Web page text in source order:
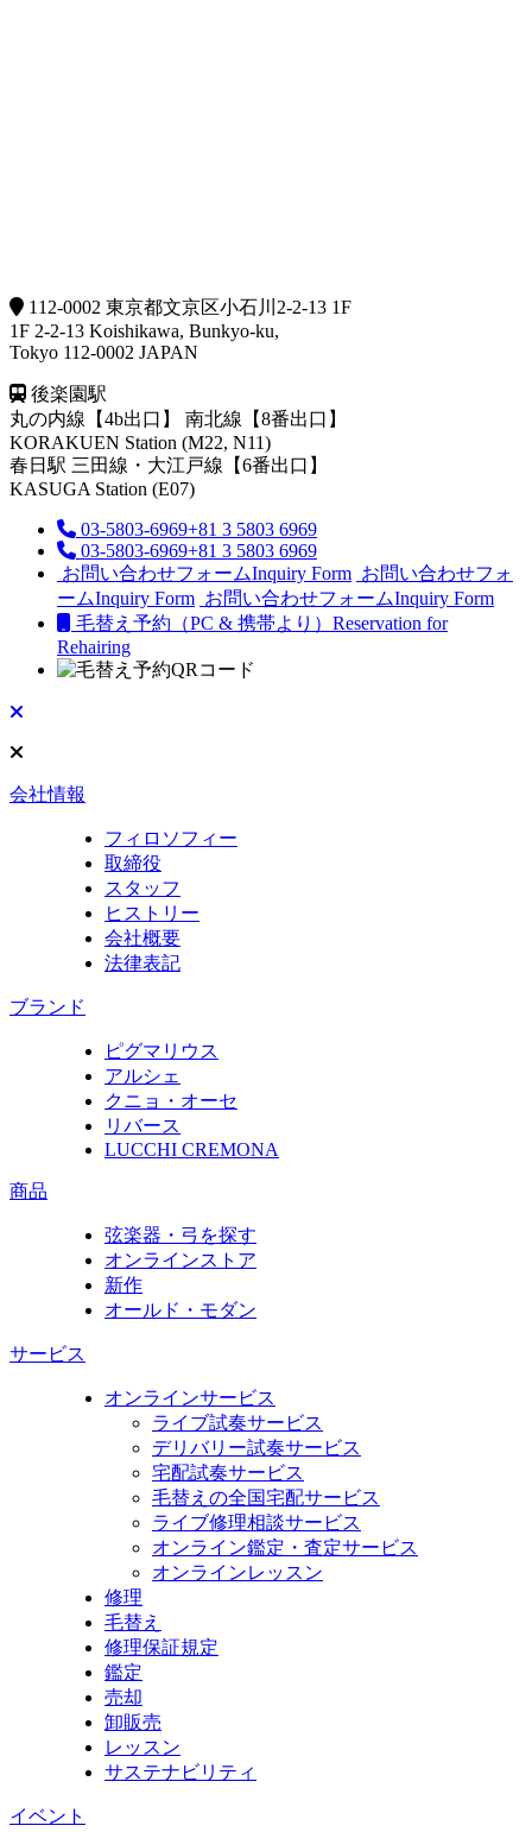
112-0002 東京都文京区小石川2-2-13 1F
1F 2-2-13 Koishikawa, Bunkyo-ku,
Tokyo 112-0002 JAPAN
後楽園駅
丸の内線【4b出口】 南北線【8番出口】
KORAKUEN Station (M22, N11)
春日駅 三田線・大江戸線【6番出口】
KASUGA Station (E07)
03-5803-6969+81 3 5803 6969
03-5803-6969+81 3 5803 6969
お問い合わせフォームInquiry Form お問い合わせフォ
ームInquiry Form お問い合わせフォームInquiry Form
毛替え予約（PC & 携帯より） Reservation for
Rehairing
会社情報
フィロソフィー
取締役
スタッフ
ヒストリー
会社概要
法律表記
ブランド
ピグマリウス
アルシェ
クニョ・オーセ
リバース
LUCCHI CREMONA
商品
弦楽器・弓を探す
オンラインストア
新作
オールド・モダン
サービス
オンラインサービス
ライブ試奏サービス
デリバリー試奏サービス
宅配試奏サービス
毛替えの全国宅配サービス
ライブ修理相談サービス
オンライン鑑定・査定サービス
オンラインレッスン
修理
毛替え
修理保証規定
鑑定
売却
卸販売
レッスン
サステナビリティ
イベント